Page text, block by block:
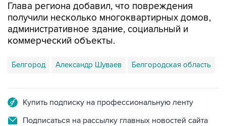
Глава региона добавил, что повреждения
получили несколько многоквартирных домов,
административное здание, социальный и
коммерческий объекты.
Белгород Александр Шуваев Белгородская область
Купить подписку на профессиональную ленту
Подписаться на рассылку главных новостей сайта